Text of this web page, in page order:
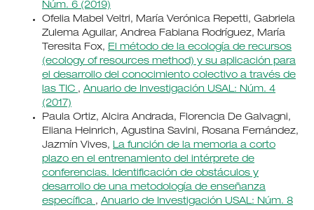
Núm. 6 (2019)
Ofelia Mabel Veltri, María Verónica Repetti, Gabriela
Zulema Aguilar, Andrea Fabiana Rodríguez, María
Teresita Fox, El método de la ecología de recursos
(ecology of resources method) y su aplicación para
el desarrollo del conocimiento colectivo a través de
las TIC , Anuario de Investigación USAL: Núm. 4
(2017)
Paula Ortiz, Alcira Andrada, Florencia De Galvagni,
Eliana Heinrich, Agustina Savini, Rosana Fernández,
Jazmín Vives, La función de la memoria a corto
plazo en el entrenamiento del intérprete de
conferencias. Identificación de obstáculos y
desarrollo de una metodología de enseñanza
específica , Anuario de Investigación USAL: Núm. 8